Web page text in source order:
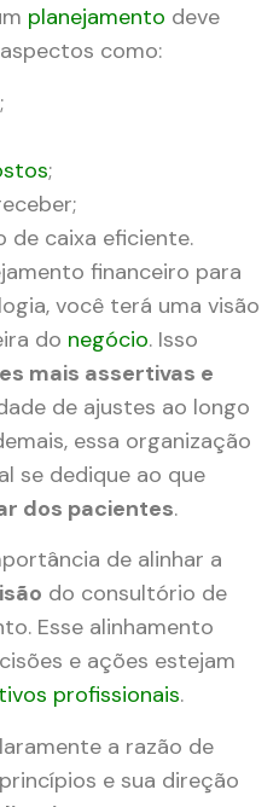
planejamento deve
aspectos como:
;
de caixa eficiente.
financeiro para
você terá uma visão
do negócio. Isso
mais assertivas e
de ajustes ao longo
essa organização
se dedique ao que
dos pacientes.
de alinhar a
do consultório de
Esse alinhamento
e ações estejam
profissionais.
a razão de
e sua direção